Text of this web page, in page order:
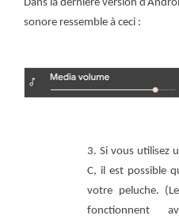
Dans la dernière version
sonore ressemble à ceci :
3. Si vous utilisez
C, il est possible
votre peluche.
fonctionnent